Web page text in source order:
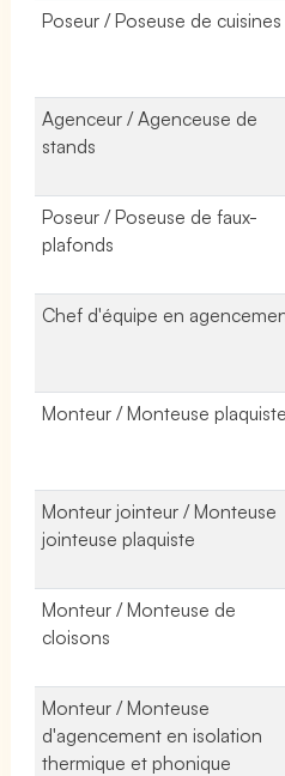
Poseur / Poseuse de cuisines
Agenceur / Agenceuse de
stands
Poseur / Poseuse de faux-
plafonds
Chef d'équipe en
Monteur / Monteuse plaquiste
Monteur jointeur / Monteuse
jointeuse plaquiste
Monteur / Monteuse de
cloisons
Monteur / Monteuse
d'agencement en isolation
thermique et phonique